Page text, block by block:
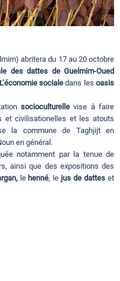
abritera du 17 au 20 octobre
des dattes de Guelmim-Oued
socialedans lesoasis
socioculturellevise à faire
et civilisationelles et les atouts
la commune de Taghjijt en
en général.
notamment par la tenue de
ainsi que des expositions des
lehenné, le jus de dattes et